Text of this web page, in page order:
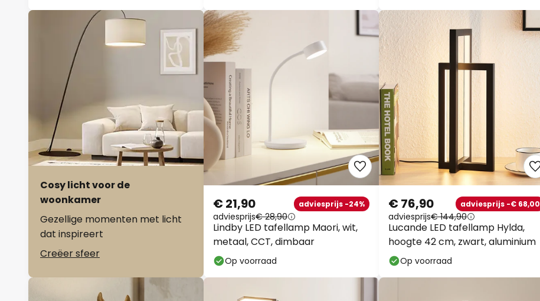
Cosy licht voor de
woonkamer
Gezellige momenten met licht
dat inspireert
Creëer sfeer
Lindby LED tafellamp Maori, wit,
metaal, CCT, dimbaar
€ 21,90 adviesprijs -24%
adviesprijs€ 28,90
Op voorraad
Lucande LED tafellamp Hylda,
hoogte 42 cm, zwart, aluminium
€ 76,90 adviesprijs -€ 68,00
adviesprijs€ 144,90
Op voorraad